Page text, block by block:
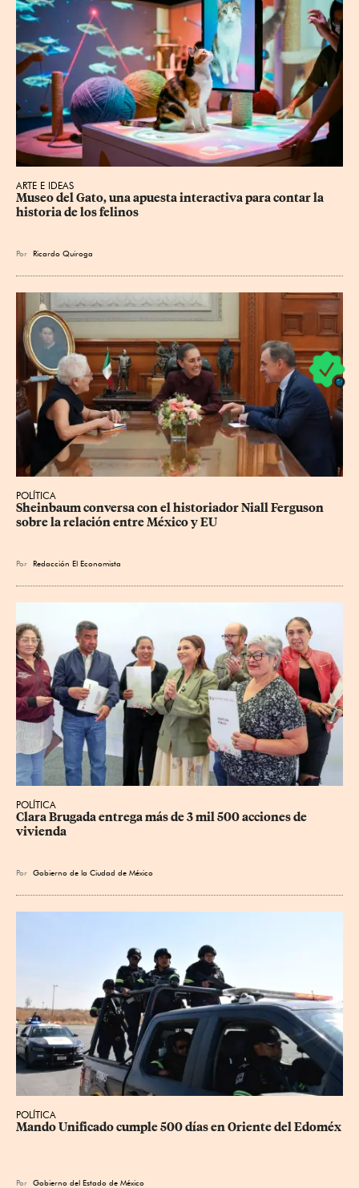
ARTE E IDEAS
Museo del Gato, una apuesta interactiva para contar la
historia de los felinos
Por Ricardo Quiroga
POLÍTICA
Sheinbaum conversa con el historiador Niall Ferguson
sobre la relación entre México y EU
Por Redacción El Economista
POLÍTICA
Clara Brugada entrega más de 3 mil 500 acciones de
vivienda
Por Gobierno de la Ciudad de México
POLÍTICA
Mando Unificado cumple 500 días en Oriente del Edoméx
Por Gobierno del Estado de México